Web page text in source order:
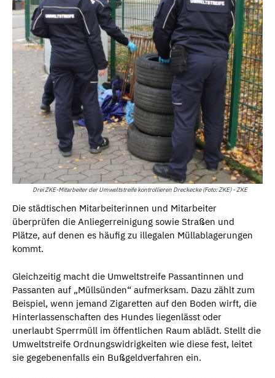
Drei ZKE-Mitarbeiter der Umweltstreife kontrollieren Dreckecke (Foto: ZKE) - ZKE
Die städtischen Mitarbeiterinnen und Mitarbeiter
überprüfen die Anliegerreinigung sowie Straßen und
Plätze, auf denen es häufig zu illegalen Müllablagerungen
kommt.
Gleichzeitig macht die Umweltstreife Passantinnen und
Passanten auf „Müllsünden“ aufmerksam. Dazu zählt zum
Beispiel, wenn jemand Zigaretten auf den Boden wirft, die
Hinterlassenschaften des Hundes liegenlässt oder
unerlaubt Sperrmüll im öffentlichen Raum ablädt. Stellt die
Umweltstreife Ordnungswidrigkeiten wie diese fest, leitet
sie gegebenenfalls ein Bußgeldverfahren ein.